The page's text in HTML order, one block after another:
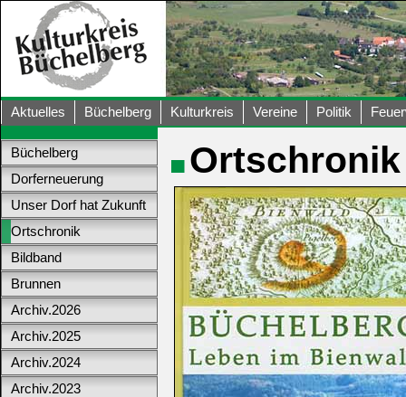
Aktuelles Büchelberg Kulturkreis Vereine Politik
Büchelberg
Dorferneuerung
Unser Dorf hat Zukunft
Ortschronik
Bildband
Brunnen
Archiv.2026
Archiv.2025
Archiv.2024
Archiv.2023